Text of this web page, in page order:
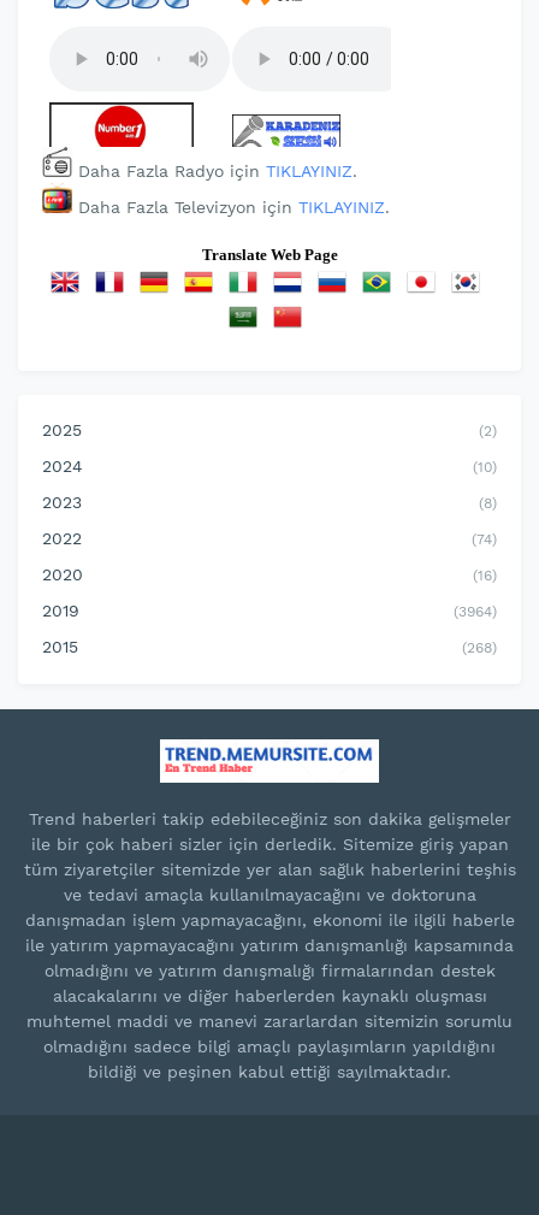
Daha Fazla Radyo için TIKLAYINIZ.
Daha Fazla Televizyon için TIKLAYINIZ.
Translate Web Page
2025 (2)
2024 (10)
2023 (8)
2022 (74)
2020 (16)
2019 (3964)
2015 (268)
Trend haberleri takip edebileceğiniz son dakika gelişmeler
ile bir çok haberi sizler için derledik. Sitemize giriş yapan
tüm ziyaretçiler sitemizde yer alan sağlık haberlerini teşhis
ve tedavi amaçla kullanılmayacağını ve doktoruna
danışmadan işlem yapmayacağını, ekonomi ile ilgili haberle
ile yatırım yapmayacağını yatırım danışmanlığı kapsamında
olmadığını ve yatırım danışmalığı firmalarından destek
alacakalarını ve diğer haberlerden kaynaklı oluşması
muhtemel maddi ve manevi zararlardan sitemizin sorumlu
olmadığını sadece bilgi amaçlı paylaşımların yapıldığını
bildiği ve peşinen kabul ettiği sayılmaktadır.